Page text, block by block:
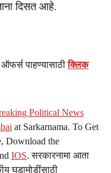
दिसत आहे.
पाहण्यासाठीक्लिक
Political News
at Sarkarnama. To Get
Download the
IOS. सरकारनामा आता
घडामोडींसाठी